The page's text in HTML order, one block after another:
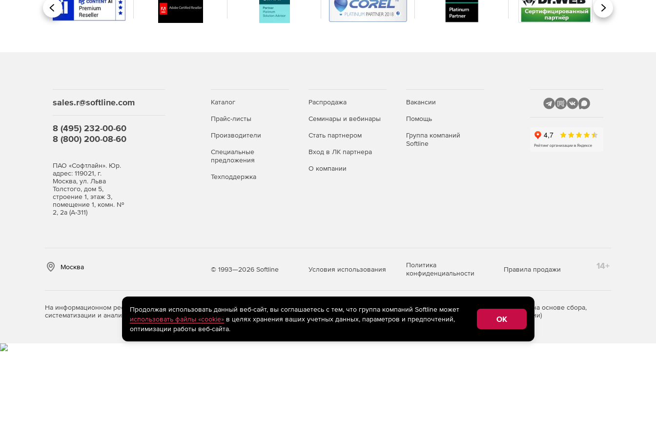
Интеграция с Visual Studio и Eclipse (Professional и Enterprise).
Поддержка таксономии US GAAP 2014 XBRL (Enterprise).
Назад Вперед
sales.r@softline.com
8 (495) 232-00-60
8 (800) 200-08-60
ПАО «Софтлайн». Юр.
адрес: 119021, г.
Москва, ул. Льва
Толстого, дом 5,
строение 1, этаж 3,
помещение 1, комн. №
2, 2а (А-311)
Каталог
Прайс-листы
Производители
Специальные
предложения
Техподдержка
Распродажа
Семинары и вебинары
Стать партнером
Вход в ЛК партнера
О компании
Вакансии
Помощь
Группа компаний
Softline
Москва © 1993—2026 Softline Условия использования
Политика
конфиденциальности
Правила продажи 14+
На информационном ресурсе store.softline.ru применяютсярекомендательные технологии(информационные технологии предоставления информации на основе сбора,
систематизации и анализа сведений, относящихся к предпочтениям пользователей сети «Интернет», находящихся на территории Российской Федерации)
Продолжая использовать данный веб-сайт, вы соглашаетесь с тем, что группа компаний Softline может
использовать файлы «cookie»в целях хранения ваших учетных данных, параметров и предпочтений,
оптимизации работы веб-сайта.
OK